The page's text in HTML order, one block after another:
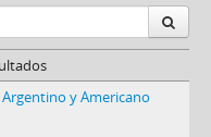
y Americano